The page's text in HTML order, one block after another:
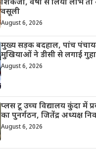
शिकंजा, वर्षों से लिया लाभ तो
वसूली
August 6, 2026
मुख्य सड़क बदहाल, पांच
मुखियाओं ने डीसी से लगाई
August 6, 2026
प्लस टू उच्च विद्यालय कुंदा में
का पुनर्गठन, जितेंद्र अध्यक्ष
August 6, 2026